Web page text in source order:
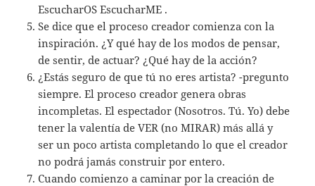
EscucharOS EscucharME .
Se dice que el proceso creador comienza con la
inspiración. ¿Y qué hay de los modos de pensar,
de sentir, de actuar? ¿Qué hay de la acción?
¿Estás seguro de que tú no eres artista? -pregunto
siempre. El proceso creador genera obras
incompletas. El espectador (Nosotros. Tú. Yo) debe
tener la valentía de VER (no MIRAR) más allá y
ser un poco artista completando lo que el creador
no podrá jamás construir por entero.
Cuando comienzo a caminar por la creación de